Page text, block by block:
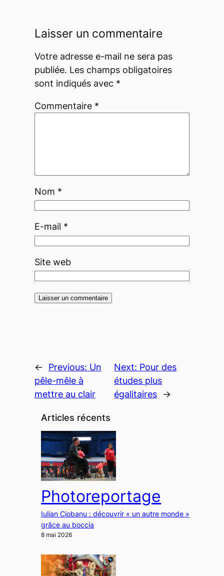
Laisser un commentaire
Votre adresse e-mail ne sera pas
publiée. Les champs obligatoires
sont indiqués avec *
Commentaire *
Nom *
E-mail *
Site web
← Previous: Un
pêle-mêle à
mettre au clair
Next: Pour des
études plus
égalitaires
→
Articles récents
Photoreportage
Iulian Ciobanu : découvrir « un autre monde »
grâce au boccia
8 mai 2026